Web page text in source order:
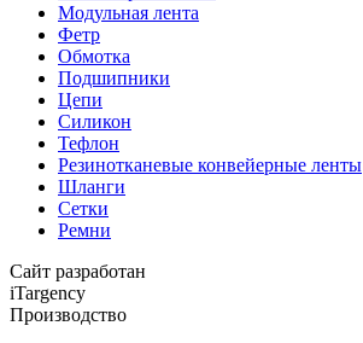
Модульная лента
Фетр
Обмотка
Подшипники
Цепи
Силикон
Тефлон
Резинотканевые конвейерные ленты
Шланги
Сетки
Ремни
Сайт разработан
iTargency
Производство